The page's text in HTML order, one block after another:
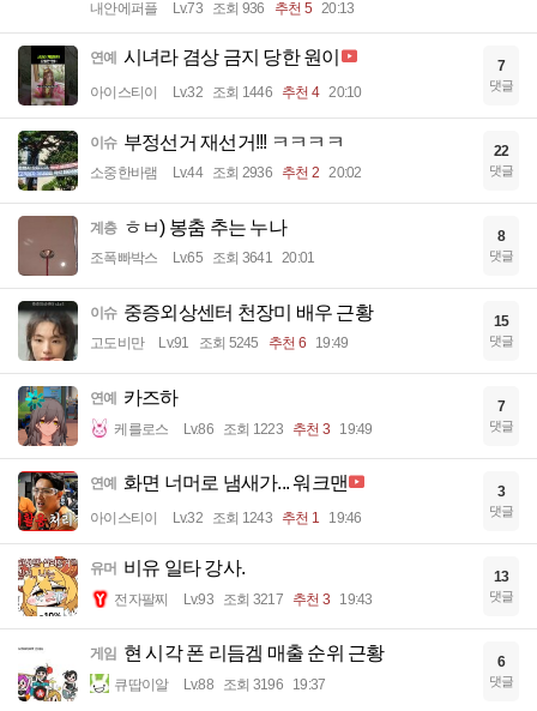
내안에퍼플 Lv.73 조회 936 추천 5 20:13
연예 시녀라 겸상 금지 당한 원이
아이스티이 Lv.32 조회 1446 추천 4 20:10
7
댓글
이슈 부정선거 재선거!!! ㅋㅋㅋㅋ
소중한바램 Lv.44 조회 2936 추천 2 20:02
22
댓글
계층 ㅎㅂ) 봉춤 추는 누나
조폭빠박스 Lv.65 조회 3641 20:01
8
댓글
이슈 중증외상센터 천장미 배우 근황
고도비만 Lv.91 조회 5245 추천 6 19:49
15
댓글
연예 카즈하
케를로스 Lv.86 조회 1223 추천 3 19:49
7
댓글
연예 화면 너머로 냄새가... 워크맨
아이스티이 Lv.32 조회 1243 추천 1 19:46
3
댓글
유머 비유 일타 강사.
전자팔찌 Lv.93 조회 3217 추천 3 19:43
13
댓글
게임 현 시각 폰 리듬겜 매출 순위 근황
큐땁이알 Lv.88 조회 3196 19:37
6
댓글